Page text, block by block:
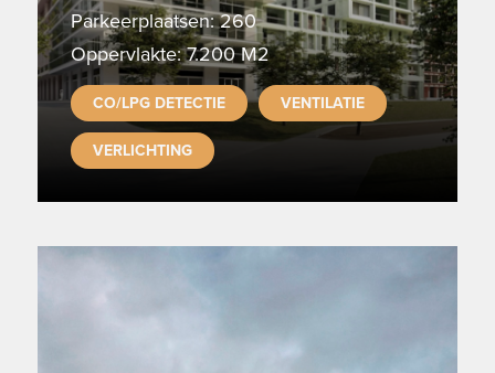
Parkeerplaatsen: 260
Oppervlakte: 7.200 M2
CO/LPG DETECTIE VENTILATIE
VERLICHTING